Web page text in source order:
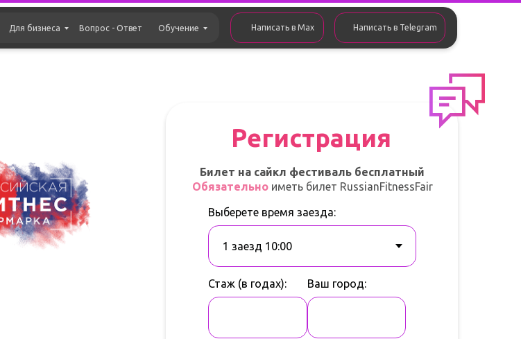
Обучение
Для бизнеса Вопрос - Ответ Написать в Telegram
Написать в Max
Регистрация
Выберете время заезда:
Стаж (в годах): Ваш город:
Билет на сайкл фестиваль бесплатный
Обязательноиметь билет RussianFitnessFair